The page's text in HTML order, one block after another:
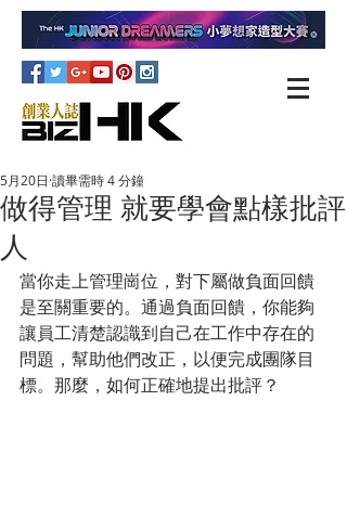
做得管理 就要學會點樣批評
人
5月20日 讀畢需時 4 分鐘
當你走上管理崗位，對下屬做負面回饋
是至關重要的。通過負面回饋，你能夠
讓員工清楚認識到自己在工作中存在的
問題，幫助他們改正，以便完成團隊目
標。那麼，如何正確地提出批評？